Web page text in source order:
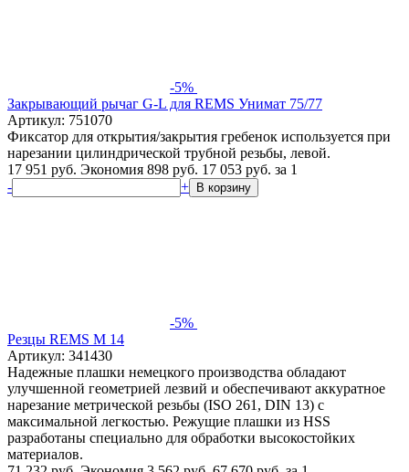
-5%
Закрывающий рычаг G-L для REMS Унимат 75/77
Артикул: 751070
Фиксатор для открытия/закрытия гребенок используется при
нарезании цилиндрической трубной резьбы, левой.
17 951 руб. Экономия 898 руб. 17 053 руб. за 1
-
+ В корзину
-5%
Резцы REMS M 14
Артикул: 341430
Надежные плашки немецкого производства обладают
улучшенной геометрией лезвий и обеспечивают аккуратное
нарезание метрической резьбы (ISO 261, DIN 13) с
максимальной легкостью. Режущие плашки из HSS
разработаны специально для обработки высокостойких
материалов.